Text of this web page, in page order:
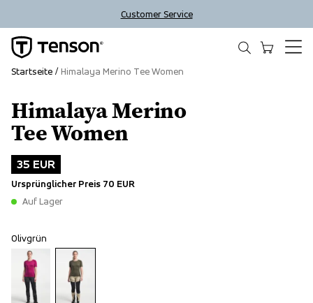
Customer Service
Himalaya Merino
Tee Women
35 EUR
Ursprünglicher Preis 70 EUR
Auf Lager
Olivgrün
Startseite Himalaya Merino Tee Women
Outlet